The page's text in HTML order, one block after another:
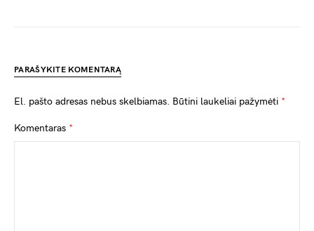
PARAŠYKITE KOMENTARĄ
El. pašto adresas nebus skelbiamas. Būtini laukeliai pažymėti *
Komentaras *